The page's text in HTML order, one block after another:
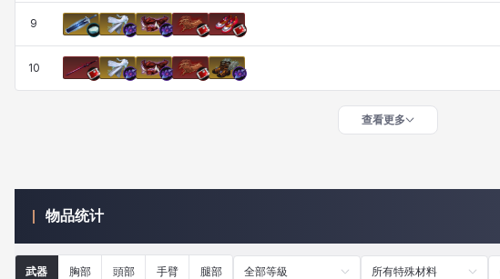
9
10
查看更多
物品统计
武器 胸部 頭部 手臂 腿部 全部等級 所有特殊材料